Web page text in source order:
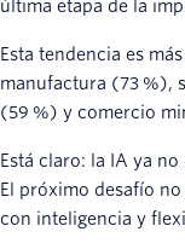
última etapa de la
Esta tendencia es
manufactura (73 %),
(59 %) y comercio
Está claro: la IA ya
El próximo desafío
con inteligencia y